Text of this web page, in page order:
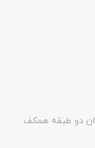
دو طبقه همکف